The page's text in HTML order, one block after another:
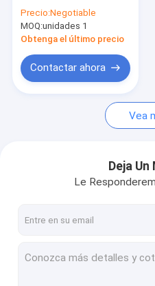
identificador de
llamadas de los
apuroses de WIFI
Precio:Negotiable
MOQ:unidades 1
Obtenga el último precio
Contactar ahora
Vea
Deja
Le